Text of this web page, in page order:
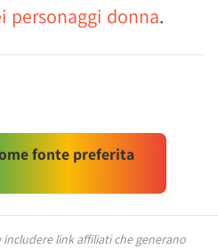
personaggi donna.
fonte preferita
link affiliati che generano